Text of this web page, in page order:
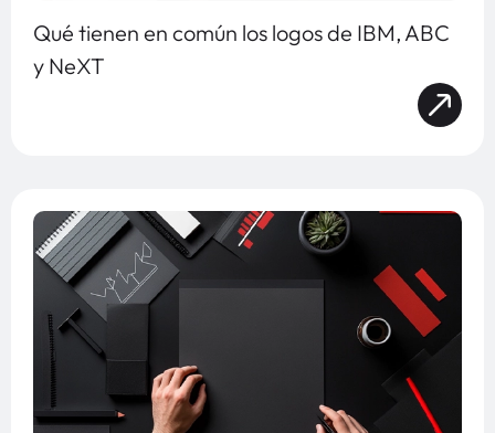
Qué tienen en común los logos de IBM, ABC
y NeXT